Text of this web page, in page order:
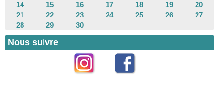
14
15 16 17 18 19
20
21
22 23 24 25 26
27
28
29 30
Nous suivre